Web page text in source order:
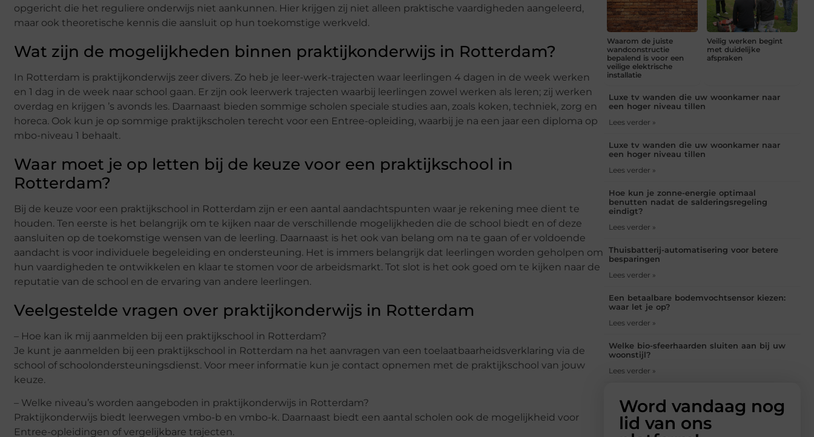
opgericht die het reguliere onderwijs niet aankunnen. Hier krijgen zij niet alleen praktische vaardigheden aangeleerd,
maar ook theoretische kennis die aansluit op hun toekomstige werkveld.
Wat zijn de mogelijkheden binnen praktijkonderwijs in Rotterdam?
In Rotterdam is praktijkonderwijs zeer divers. Zo heb je leer-werk-trajecten waar leerlingen 4 dagen in de week werken
en 1 dag in de week naar school gaan. Er zijn ook leerwerk trajecten waarbij leerlingen zowel werken als leren; zij werken
overdag en krijgen ’s avonds les. Daarnaast bieden sommige scholen speciale studies aan, zoals koken, techniek, zorg en
horeca. Ook kun je op sommige praktijkscholen terecht voor een Entree-opleiding, waarbij je na een jaar een diploma op
mbo-niveau 1 behaalt.
Waar moet je op letten bij de keuze voor een praktijkschool in
Rotterdam?
Bij de keuze voor een praktijkschool in Rotterdam zijn er een aantal aandachtspunten waar je rekening mee dient te
houden. Ten eerste is het belangrijk om te kijken naar de verschillende mogelijkheden die de school biedt en of deze
aansluiten op de toekomstige wensen van de leerling. Daarnaast is het ook van belang om na te gaan of er voldoende
aandacht is voor individuele begeleiding en ondersteuning. Het is immers belangrijk dat leerlingen worden geholpen om
hun vaardigheden te ontwikkelen en klaar te stomen voor de arbeidsmarkt. Tot slot is het ook goed om te kijken naar de
reputatie van de school en de ervaring van andere leerlingen.
Veelgestelde vragen over praktijkonderwijs in Rotterdam
– Hoe kan ik mij aanmelden bij een praktijkschool in Rotterdam?
Je kunt je aanmelden bij een praktijkschool in Rotterdam na het aanvragen van een toelaatbaarheidsverklaring via de
school of schoolondersteuningsdienst. Voor meer informatie kun je contact opnemen met de praktijkschool van jouw
keuze.
– Welke niveau’s worden aangeboden in praktijkonderwijs in Rotterdam?
Praktijkonderwijs biedt leerwegen vmbo-b en vmbo-k. Daarnaast biedt een aantal scholen ook de mogelijkheid voor
Entree-opleidingen of vergelijkbare trajecten.
Waarom de juiste
wandconstructie
bepalend is voor een
veilige elektrische
installatie
Veilig werken begint
met duidelijke
afspraken
Luxe tv wanden die uw woonkamer naar
een hoger niveau tillen
Lees verder »
Luxe tv wanden die uw woonkamer naar
een hoger niveau tillen
Lees verder »
Hoe kun je zonne-energie optimaal
benutten nadat de salderingsregeling
eindigt?
Lees verder »
Thuisbatterij-automatisering voor betere
besparingen
Lees verder »
Een betaalbare bodemvochtsensor kiezen:
waar let je op?
Lees verder »
Welke bio-sfeerhaarden sluiten aan bij uw
woonstijl?
Lees verder »
Word vandaag nog
lid van ons